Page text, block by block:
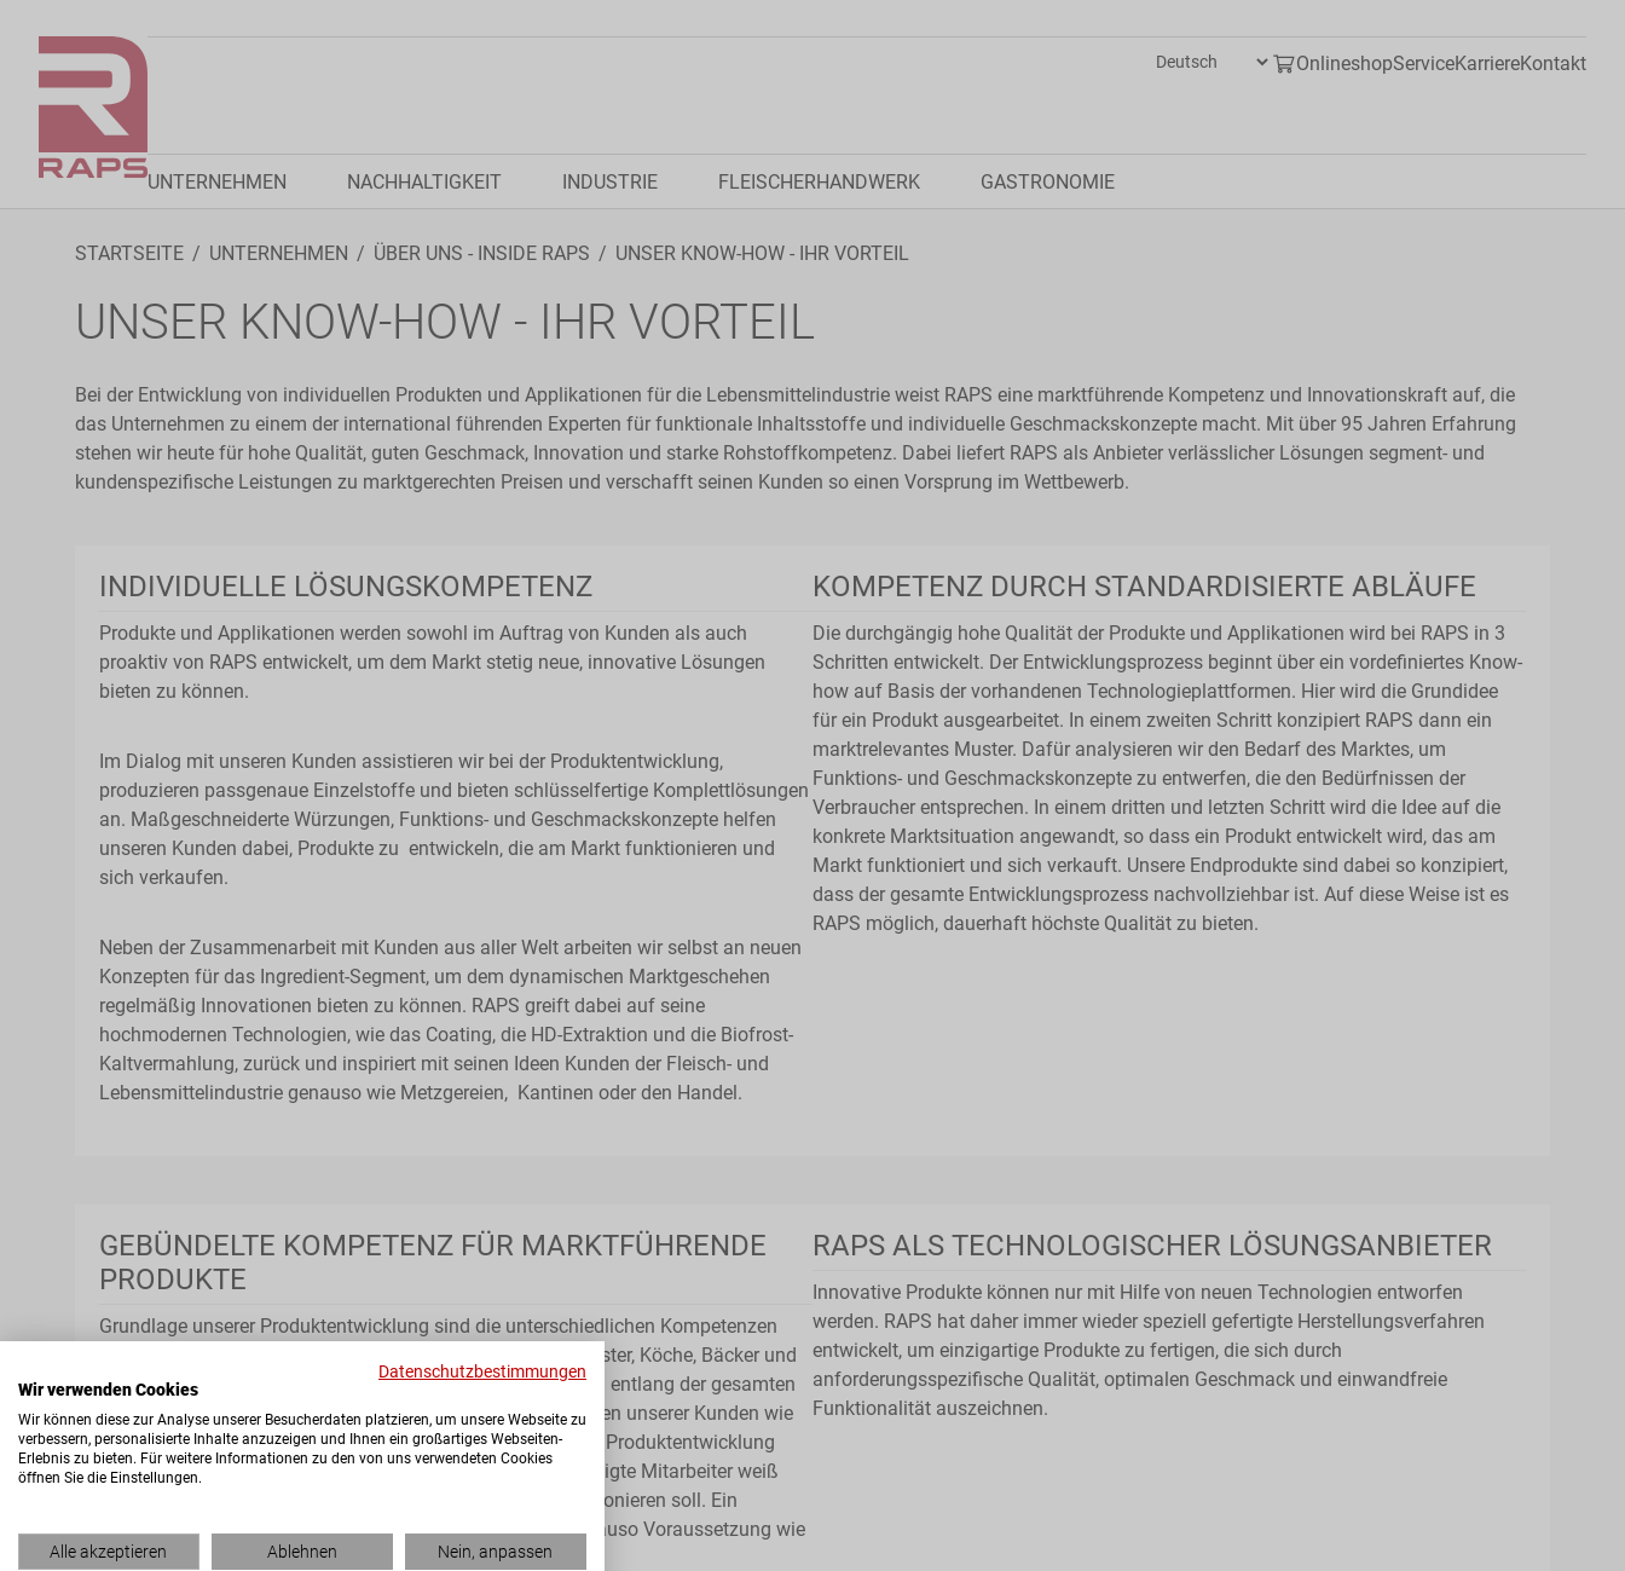
OnlineshopServiceKarriereKontakt
UNTERNEHMEN NACHHALTIGKEIT INDUSTRIE FLEISCHERHANDWERK GASTRONOMIE
STARTSEITE UNTERNEHMEN ÜBER UNS - INSIDE RAPS UNSER KNOW-HOW - IHR VORTEIL
UNSER KNOW-HOW - IHR VORTEIL
Bei der Entwicklung von individuellen Produkten und Applikationen für die Lebensmittelindustrie weist RAPS eine marktführende Kompetenz und Innovationskraft auf, die
das Unternehmen zu einem der international führenden Experten für funktionale Inhaltsstoffe und individuelle Geschmackskonzepte macht. Mit über 95 Jahren Erfahrung
stehen wir heute für hohe Qualität, guten Geschmack, Innovation und starke Rohstoffkompetenz. Dabei liefert RAPS als Anbieter verlässlicher Lösungen segment- und
kundenspezifische Leistungen zu marktgerechten Preisen und verschafft seinen Kunden so einen Vorsprung im Wettbewerb.
INDIVIDUELLE LÖSUNGSKOMPETENZ
Produkte und Applikationen werden sowohl im Auftrag von Kunden als auch
proaktiv von RAPS entwickelt, um dem Markt stetig neue, innovative Lösungen
bieten zu können.
Im Dialog mit unseren Kunden assistieren wir bei der Produktentwicklung,
produzieren passgenaue Einzelstoffe und bieten schlüsselfertige Komplettlösungen
an. Maßgeschneiderte Würzungen, Funktions- und Geschmackskonzepte helfen
unseren Kunden dabei, Produkte zu entwickeln, die am Markt funktionieren und
sich verkaufen.
Neben der Zusammenarbeit mit Kunden aus aller Welt arbeiten wir selbst an neuen
Konzepten für das Ingredient-Segment, um dem dynamischen Marktgeschehen
regelmäßig Innovationen bieten zu können. RAPS greift dabei auf seine
hochmodernen Technologien, wie das Coating, die HD-Extraktion und die Biofrost-
Kaltvermahlung, zurück und inspiriert mit seinen Ideen Kunden der Fleisch- und
Lebensmittelindustrie genauso wie Metzgereien, Kantinen oder den Handel.
KOMPETENZ DURCH STANDARDISIERTE ABLÄUFE
Die durchgängig hohe Qualität der Produkte und Applikationen wird bei RAPS in 3
Schritten entwickelt. Der Entwicklungsprozess beginnt über ein vordefiniertes Know-
how auf Basis der vorhandenen Technologieplattformen. Hier wird die Grundidee
für ein Produkt ausgearbeitet. In einem zweiten Schritt konzipiert RAPS dann ein
marktrelevantes Muster. Dafür analysieren wir den Bedarf des Marktes, um
Funktions- und Geschmackskonzepte zu entwerfen, die den Bedürfnissen der
Verbraucher entsprechen. In einem dritten und letzten Schritt wird die Idee auf die
konkrete Marktsituation angewandt, so dass ein Produkt entwickelt wird, das am
Markt funktioniert und sich verkauft. Unsere Endprodukte sind dabei so konzipiert,
dass der gesamte Entwicklungsprozess nachvollziehbar ist. Auf diese Weise ist es
RAPS möglich, dauerhaft höchste Qualität zu bieten.
GEBÜNDELTE KOMPETENZ FÜR MARKTFÜHRENDE
PRODUKTE
Grundlage unserer Produktentwicklung sind die unterschiedlichen Kompetenzen
unserer Mitarbeiter. Wissenschaftler, Techniker, Metzgermeister, Köche, Bäcker und
Technologen bedienen mit ihrem umfassenden Fachwissen entlang der gesamten
Wertschöpfungskette sowohl die individuellen Anforderungen unserer Kunden wie
auch die übergeordneten Trends des Marktes. Im Fokus der Produktentwicklung
steht dabei immer das Endprodukt. Jeder am Prozess beteiligte Mitarbeiter weiß
daher genau, wie das fertige Produkt schmecken und funktionieren soll. Ein
fundiertes Rohstoff- und Technologie-Wissen ist dabei genauso Voraussetzung wie
ein umfassendes Kunden- und Marktverständnis.
RAPS ALS TECHNOLOGISCHER LÖSUNGSANBIETER
Innovative Produkte können nur mit Hilfe von neuen Technologien entworfen
werden. RAPS hat daher immer wieder speziell gefertigte Herstellungsverfahren
entwickelt, um einzigartige Produkte zu fertigen, die sich durch
anforderungsspezifische Qualität, optimalen Geschmack und einwandfreie
Funktionalität auszeichnen.
Datenschutzbestimmungen
Wir verwenden Cookies
Wir können diese zur Analyse unserer Besucherdaten platzieren, um unsere Webseite zu
verbessern, personalisierte Inhalte anzuzeigen und Ihnen ein großartiges Webseiten-
Erlebnis zu bieten. Für weitere Informationen zu den von uns verwendeten Cookies
öffnen Sie die Einstellungen.
Alle akzeptieren Ablehnen Nein, anpassen